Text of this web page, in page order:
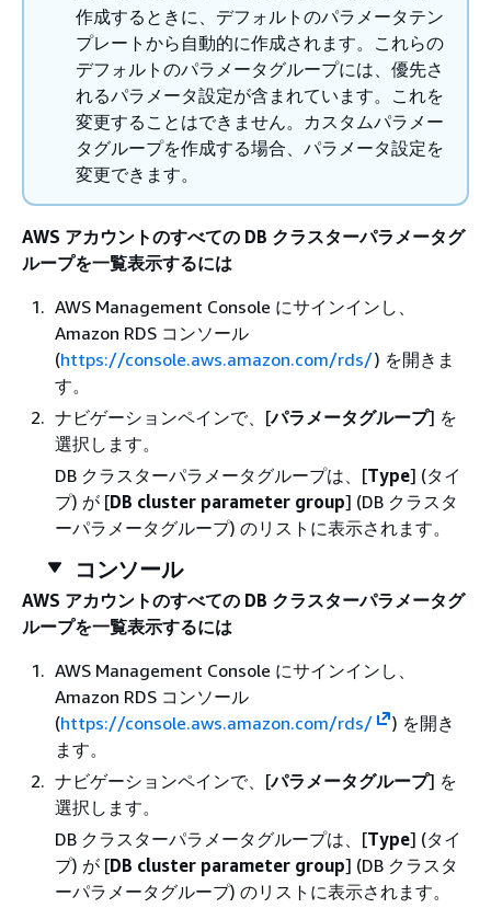
作成するときに、デフォルトのパラメータテン
プレートから自動的に作成されます。これらの
デフォルトのパラメータグループには、優先さ
れるパラメータ設定が含まれています。これを
変更することはできません。カスタムパラメー
タグループを作成する場合、パラメータ設定を
変更できます。
AWS アカウントのすべての DB クラスターパラメータグ
ループを一覧表示するには
AWS Management Console にサインインし、
Amazon RDS コンソール
(https://console.aws.amazon.com/rds/) を開きま
す。
ナビゲーションペインで、[パラメータグループ] を
選択します。
DB クラスターパラメータグループは、[Type] (タイ
プ) が [DB cluster parameter group] (DB クラスタ
ーパラメータグループ) のリストに表示されます。
コンソール
AWS アカウントのすべての DB クラスターパラメータグ
ループを一覧表示するには
AWS Management Console にサインインし、
Amazon RDS コンソール
(https://console.aws.amazon.com/rds/
) を開き
ます。
ナビゲーションペインで、[パラメータグループ] を
選択します。
DB クラスターパラメータグループは、[Type] (タイ
プ) が [DB cluster parameter group] (DB クラスタ
ーパラメータグループ) のリストに表示されます。